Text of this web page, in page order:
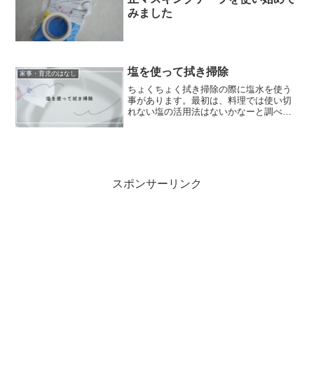
みました
家事・育児のはなし 塩を使って拭き掃除
ちょくちょく拭き掃除の際に塩水を使う
事があります。最初は、料理では使い切
れない塩の活用法はないかなーと調べた
スポンサーリンク